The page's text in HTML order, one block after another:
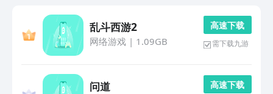
乱斗西游2
网络游戏| 1.09GB
高 速 下 载
需下载九游
问道 高 速 下 载